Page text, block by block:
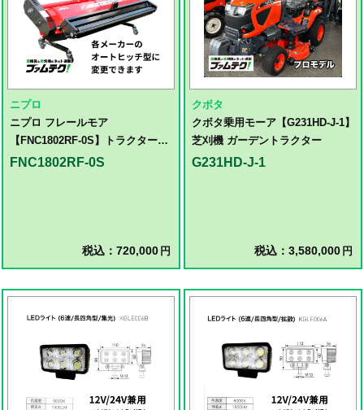
ニプロ
ニプロ フレールモア
【FNC1802RF-0S】トラクター用
ハンマーナイフモア草刈機
FNC1802RF-0S
税込：720,000 円
クボタ
クボタ乗用モーア【G231HD-J-1】
芝刈機 ガーデントラクター
G231HD-J-1
税込：3,580,000 円